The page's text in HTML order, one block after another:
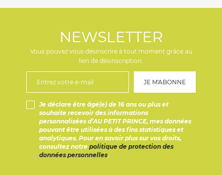
NEWSLETTER
Vous pouvez vous désinscrire à tout moment grâce au
lien de désinscription.
Je déclare être âgé(e) de 16 ans ou plus et
souhaite recevoir des informations
personnalisées d’AU PETIT PRINCE, mes données
pouvant être utilisées à des fins statistiques et
analytiques. Pour en savoir plus sur vos droits,
consultez notre politique de protection des
données personnelles.